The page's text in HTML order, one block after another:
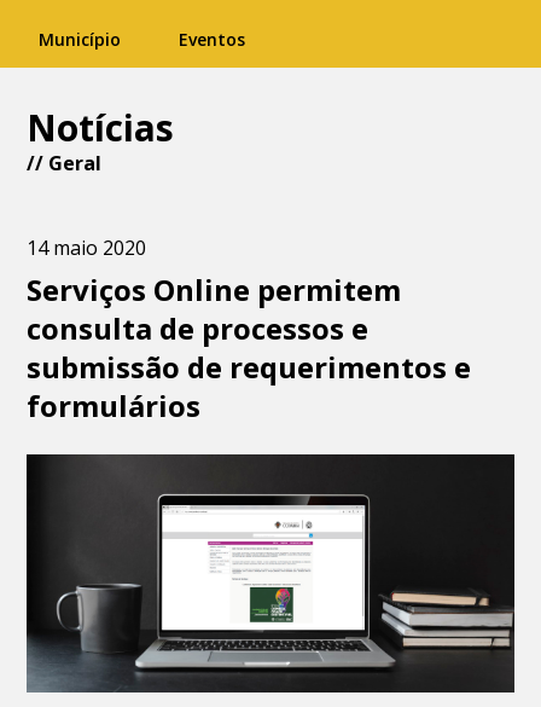
Município Eventos
Notícias
// Geral
14 maio 2020
Serviços Online permitem
consulta de processos e
submissão de requerimentos e
formulários